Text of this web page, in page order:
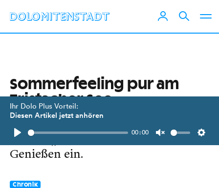
Ihr Dolo Plus Vorteil:
Diesen Artikel jetzt anhören
Play
00:00
Unmute
Sommerfeeling pur am
Tristacher See
15 Grad Wassertemperatur und
offenes „Bistro am See“ laden zum
Genießen ein.
Chronik